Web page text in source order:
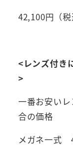
42,100円（税
<レンズ付き
>
一番お安い
合の価格
メガネ一式